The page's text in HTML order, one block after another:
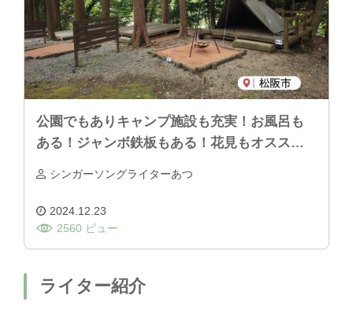
公園でもありキャンプ施設も充実！お風呂も
ある！ジャンボ鉄板もある！花見もオススメ
シンガーソングライターあつ
2024.12.23
2560 ビュー
ライター紹介